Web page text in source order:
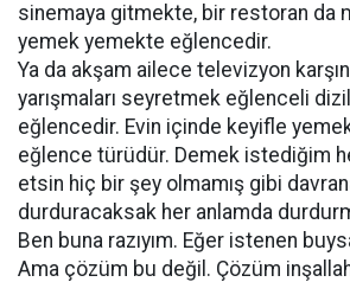
sinemaya gitmekte, bir restoran da
yemek yemekte eğlencedir.
Ya da akşam ailece televizyon
yarışmaları seyretmek eğlenceli
eğlencedir. Evin içinde keyifle
eğlence türüdür. Demek istediğim
etsin hiç bir şey olmamış gibi
durduracaksak her anlamda
Ben buna razıyım. Eğer istenen
Ama çözüm bu değil. Çözüm